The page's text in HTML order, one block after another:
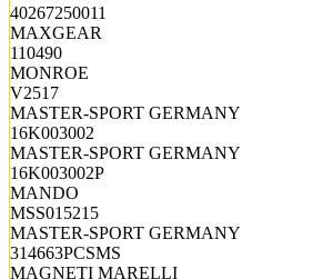
40267250011
MAXGEAR
110490
MONROE
V2517
MASTER-SPORT GERMANY
16K003002
MASTER-SPORT GERMANY
16K003002P
MANDO
MSS015215
MASTER-SPORT GERMANY
314663PCSMS
MAGNETI MARELLI